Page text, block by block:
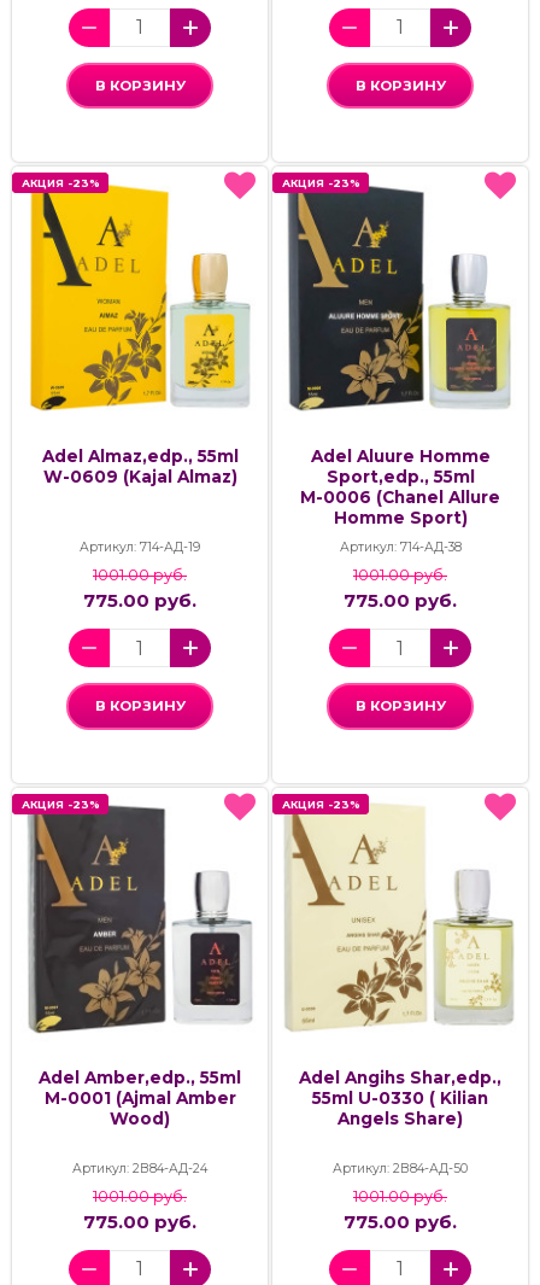
В КОРЗИНУ В КОРЗИНУ
АКЦИЯ -23%
Adel Almaz,edp., 55ml
W-0609 (Kajal Almaz)
Артикул: 714-АД-19
АКЦИЯ -23%
1001.00 руб.
775.00 руб.
В КОРЗИНУ
АКЦИЯ -23%
Adel Aluure Homme
Sport,edp., 55ml
М-0006 (Chanel Allure
Homme Sport)
Артикул: 714-АД-38
АКЦИЯ -23%
1001.00 руб.
775.00 руб.
В КОРЗИНУ
АКЦИЯ -23%
Adel Amber,edp., 55ml
M-0001 (Ajmal Amber
Wood)
Артикул: 2В84-АД-24
АКЦИЯ -23%
1001.00 руб.
775.00 руб.
АКЦИЯ -23%
Adel Angihs Shar,edp.,
55ml U-0330 ( Kilian
Angels Share)
Артикул: 2В84-АД-50
АКЦИЯ -23%
1001.00 руб.
775.00 руб.